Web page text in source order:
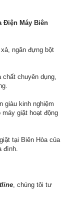
Điện Máy Biên
ngăn đựng bột
chuyên dụng,
giàu kinh nghiệm
giặt hoạt động
tại Biên Hòa của
đình.
, chúng tôi tư